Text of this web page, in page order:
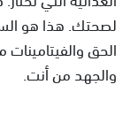
لصحتك. هذا هو
الحق
والجهد من أنت.